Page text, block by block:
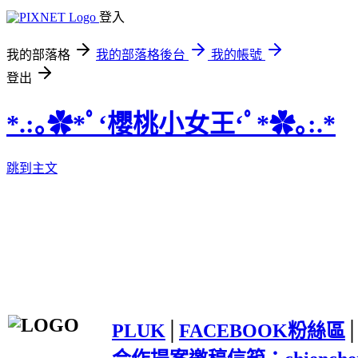
登入
我的部落格 我的部落格後台
我的帳號
登出
*.:｡✿*ﾟ‘櫻桃小女王‘ﾟ*✿｡:.*
跳到主文
PLUK FACEBOOK粉絲區